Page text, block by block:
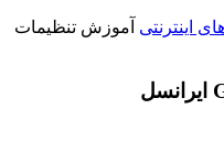
اینترنتی آموزش تنظیمات